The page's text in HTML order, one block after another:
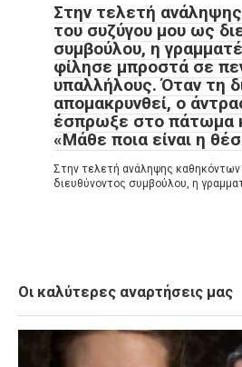
Στην τελετή
του συζύγου μου ως
συμβούλου, η
φίλησε μπροστά σε
υπαλλήλους. Όταν τη
απομακρυνθεί, ο
έσπρωξε στο πάτωμα
«Μάθε ποια είναι η
Στην τελετή ανάληψης
διευθύνοντος συμβούλου, η
Οι καλύτερες αναρτήσεις μας